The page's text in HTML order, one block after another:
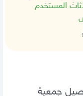
المستخدم